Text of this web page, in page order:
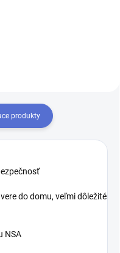
produkty
do domu, veľmi dôležité
NSA